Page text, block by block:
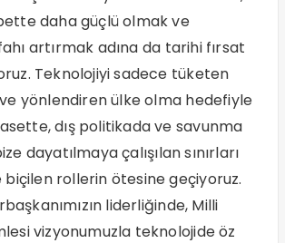
daha güçlü olmak ve
artırmak adına da tarihi fırsat
Teknolojiyi sadece tüketen
yönlendiren ülke olma hedefiyle
dış politikada ve savunma
dayatılmaya çalışılan sınırları
biçilen rollerin ötesine geçiyoruz.
liderliğinde, Milli
vizyonumuzla teknolojide öz